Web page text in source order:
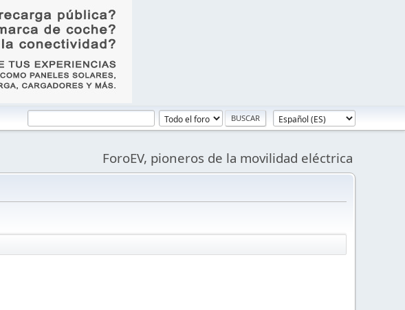
ForoEV, pioneros de la movilidad eléctrica